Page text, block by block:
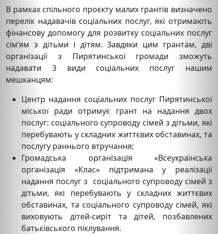
В рамках спільного проєкту малих грантів визначено
перелік надавачів соціальних послуг, які отримають
фінансову допомогу для розвитку соціальних послуг
сім’ям з дітьми і дітям. Завдяки цим грантам, дві
організації з Пирятинської громади зможуть
надавати 3 види соціальних послуг нашим
мешканцям:
Центр надання соціальних послуг Пирятинської
міської ради отримує грант на надання двох
послуг: соціального супроводу сімей з дітьми, які
перебувають у складних життєвих обставинах, та
послугу раннього втручання;
Громадська організація «Всеукраїнська
організація «Клас» підтримана у реалізації
надання послуг з соціального супроводу сімей з
дітьми, які перебувають у складних життєвих
обставинах, та соціального супроводу сімей, які
виховують дітей-сиріт та дітей, позбавлених
батьківського піклування.